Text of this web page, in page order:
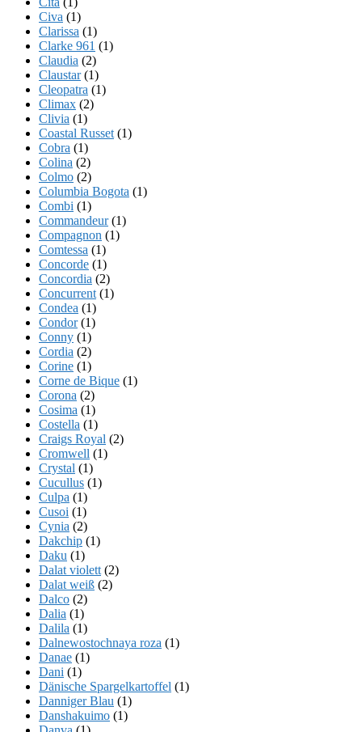
Civa (1)
Clarissa (1)
Clarke 961 (1)
Claudia (2)
Claustar(1)
Cleopatra (1)
Climax (2)
Clivia (1)
Coastal Russet (1)
Cobra (1)
Colina (2)
Colmo (2)
Columbia Bogota (1)
Combi (1)
Commandeur(1)
Compagnon (1)
Comtessa (1)
Concorde (1)
Concordia (2)
Concurrent (1)
Condea (1)
Condor(1)
Conny (1)
Cordia (2)
Corine (1)
Corne de Bique (1)
Corona (2)
Cosima (1)
Costella (1)
Craigs Royal (2)
Cromwell (1)
Crystal (1)
Cucullus (1)
Culpa (1)
Cusoi (1)
Cynia (2)
Dakchip (1)
Daku (1)
Dalat violett (2)
Dalat weiß (2)
Dalco (2)
Dalia (1)
Dalila (1)
Dalnewostochnaya roza (1)
Danae (1)
Dani (1)
Dänische Spargelkartoffel (1)
Danniger Blau (1)
Danshakuimo (1)